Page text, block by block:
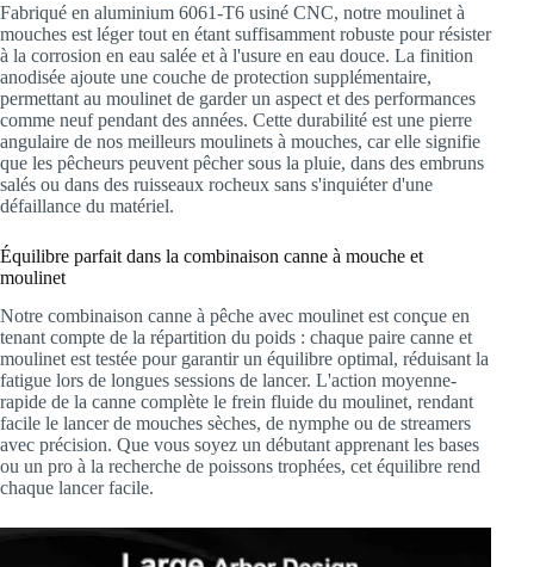
Fabriqué en aluminium 6061-T6 usiné CNC, notre moulinet à
mouches est léger tout en étant suffisamment robuste pour résister
à la corrosion en eau salée et à l'usure en eau douce. La finition
anodisée ajoute une couche de protection supplémentaire,
permettant au moulinet de garder un aspect et des performances
comme neuf pendant des années. Cette durabilité est une pierre
angulaire de nos meilleurs moulinets à mouches, car elle signifie
que les pêcheurs peuvent pêcher sous la pluie, dans des embruns
salés ou dans des ruisseaux rocheux sans s'inquiéter d'une
défaillance du matériel.
Équilibre parfait dans la combinaison canne à mouche et
moulinet
Notre combinaison canne à pêche avec moulinet est conçue en
tenant compte de la répartition du poids : chaque paire canne et
moulinet est testée pour garantir un équilibre optimal, réduisant la
fatigue lors de longues sessions de lancer. L'action moyenne-
rapide de la canne complète le frein fluide du moulinet, rendant
facile le lancer de mouches sèches, de nymphe ou de streamers
avec précision. Que vous soyez un débutant apprenant les bases
ou un pro à la recherche de poissons trophées, cet équilibre rend
chaque lancer facile.